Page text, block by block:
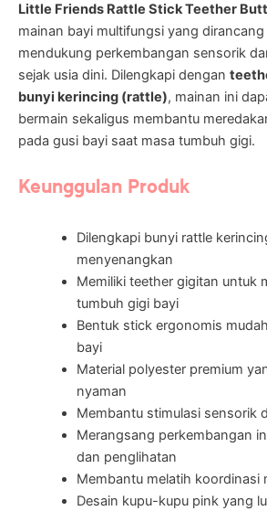
Little Friends Rattle Stick Teether
mainan bayi multifungsi yang
mendukung perkembangan sensorik
sejak usia dini. Dilengkapi dengan
bunyi kerincing (rattle), mainan ini
bermain sekaligus membantu
pada gusi bayi saat masa tumbuh gigi.
Keunggulan Produk
Dilengkapi bunyi rattle
menyenangkan
Memiliki teether gigitan untuk
tumbuh gigi bayi
Bentuk stick ergonomis
bayi
Material polyester premium
nyaman
Membantu stimulasi sensorik
Merangsang perkembangan
dan penglihatan
Membantu melatih koordinasi
Desain kupu-kupu pink yang